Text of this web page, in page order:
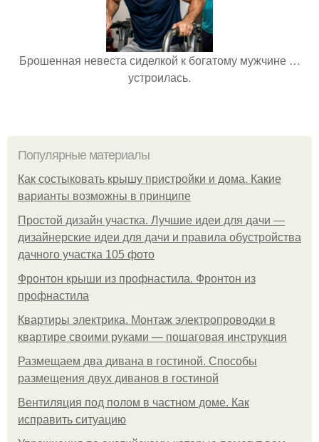
Брошенная невеста сиделкой к богатому мужчине …
устроилась.
Популярные материалы
Как состыковать крышу пристройки и дома. Какие
варианты возможны в принципе
Простой дизайн участка. Лучшие идеи для дачи —
дизайнерские идеи для дачи и правила обустройства
дачного участка 105 фото
Фронтон крыши из профнастила. Фронтон из
профнастила
Квартиры электрика. Монтаж электропроводки в
квартире своими руками — пошаговая инструкция
Размещаем два дивана в гостиной. Способы
размещения двух диванов в гостиной
Вентиляция под полом в частном доме. Как
исправить ситуацию